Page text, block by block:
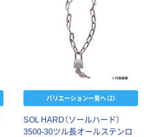
バリエーション一覧へ（2）
SOL HARD（ソールハード）
3500-30ツル長オールステンロ